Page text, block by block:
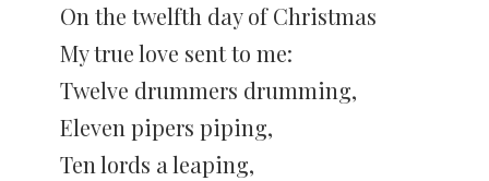
On the twelfth day of Christmas
My true love sent to me:
Twelve drummers drumming,
Eleven pipers piping,
Ten lords a leaping,